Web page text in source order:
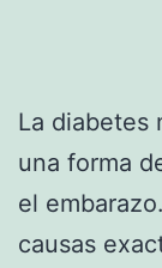
La diabetes
una forma
el
causas